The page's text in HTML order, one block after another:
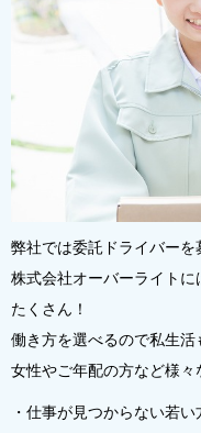
弊社では委託ドライバーを
株式会社オーバーライト
たくさん！
働き方を選べるので私生活
女性やご年配の方など様々
・仕事が見つからない若い